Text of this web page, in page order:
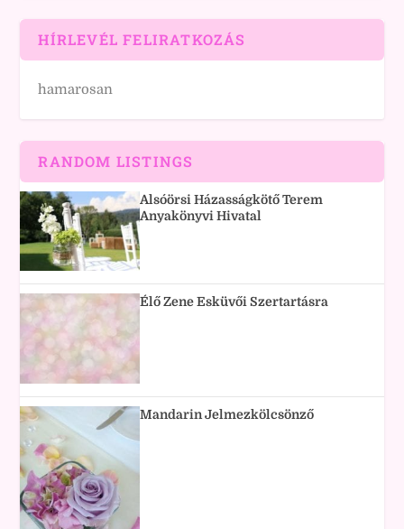
HÍRLEVÉL FELIRATKOZÁS
hamarosan
RANDOM LISTINGS
Alsóörsi Házasságkötő Terem
Anyakönyvi Hivatal
Élő Zene Esküvői Szertartásra
Mandarin Jelmezkölcsönző